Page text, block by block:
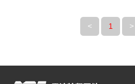
< 1 >